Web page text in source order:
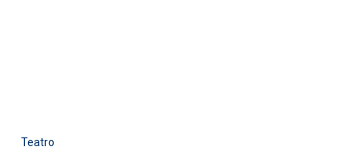
Teatro